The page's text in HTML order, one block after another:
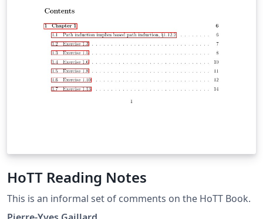
HoTT Reading Notes
This is an informal set of comments on the HoTT Book.